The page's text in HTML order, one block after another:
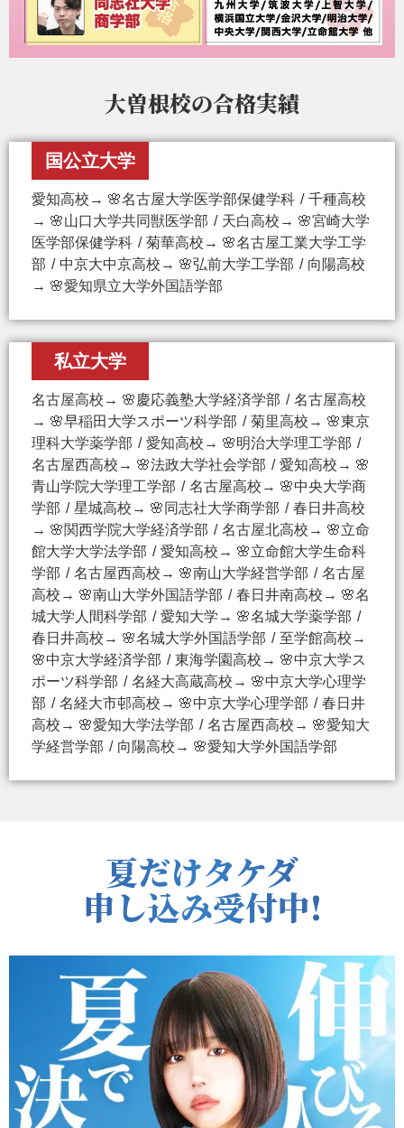
大曽根校の合格実績
国公立大学
愛知高校→ 🌸名古屋大学医学部保健学科
千種高校
→ 🌸山口大学共同獣医学部
天白高校→ 🌸宮崎大学
医学部保健学科
菊華高校→ 🌸名古屋工業大学工学
部
中京大中京高校→ 🌸弘前大学工学部
向陽高校
→ 🌸愛知県立大学外国語学部
私立大学
名古屋高校→ 🌸慶応義塾大学経済学部
名古屋高校
→ 🌸早稲田大学スポーツ科学部
菊里高校→ 🌸東京
理科大学薬学部
愛知高校→ 🌸明治大学理工学部
名古屋西高校→ 🌸法政大学社会学部
愛知高校→ 🌸
青山学院大学理工学部
名古屋高校→ 🌸中央大学商
学部
星城高校→ 🌸同志社大学商学部
春日井高校
→ 🌸関西学院大学経済学部
名古屋北高校→ 🌸立命
館大学大学法学部
愛知高校→ 🌸立命館大学生命科
学部
名古屋西高校→ 🌸南山大学経営学部
名古屋
高校→ 🌸南山大学外国語学部
春日井南高校→ 🌸名
城大学人間科学部
愛知大学→ 🌸名城大学薬学部
春日井高校→ 🌸名城大学外国語学部
至学館高校→
🌸中京大学経済学部
東海学園高校→ 🌸中京大学ス
ポーツ科学部
名経大高蔵高校→ 🌸中京大学心理学
部
名経大市邨高校→ 🌸中京大学心理学部
春日井
高校→ 🌸愛知大学法学部
名古屋西高校→ 🌸愛知大
学経営学部
向陽高校→ 🌸愛知大学外国語学部
夏だけタケダ
申し込み受付中!